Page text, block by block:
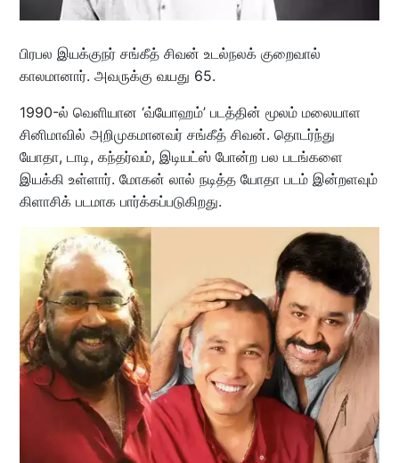
பிரபல இயக்குநர் சங்கீத் சிவன் உடல்நலக் குறைவால்
காலமானார். அவருக்கு வயது 65.
1990-ல் வெளியான ‘வ்யோஹம்’ படத்தின் மூலம் மலையாள
சினிமாவில் அறிமுகமானவர் சங்கீத் சிவன். தொடர்ந்து
யோதா, டாடி, கந்தர்வம், இடியட்ஸ் போன்ற பல படங்களை
இயக்கி உள்ளார். மோகன் லால் நடித்த யோதா படம் இன்றளவும்
கிளாசிக் படமாக பார்க்கப்படுகிறது.